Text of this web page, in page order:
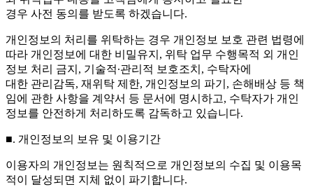
경우 사전 동의를 받도록 하겠습니다.
개인정보의 처리를 위탁하는 경우 개인정보 보호 관련 법령에
따라 개인정보에 대한 비밀유지, 위탁 업무 수행목적 외 개인
정보 처리 금지, 기술적∙관리적 보호조치, 수탁자에
대한 관리감독, 재위탁 제한, 개인정보의 파기, 손해배상 등 책
임에 관한 사항을 계약서 등 문서에 명시하고, 수탁자가 개인
정보를 안전하게 처리하도록 감독하고 있습니다.
■. 개인정보의 보유 및 이용기간
이용자의 개인정보는 원칙적으로 개인정보의 수집 및 이용목
적이 달성되면 지체 없이 파기합니다.